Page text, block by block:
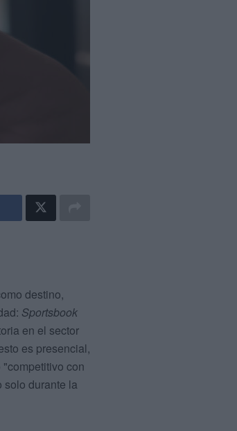
destino,
Sportsbook
en el sector
es presencial,
con
solo durante la